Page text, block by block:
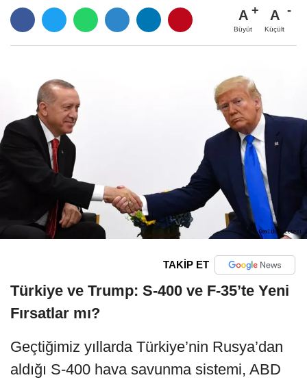
A
Büyüt
A
Küçült
TAKİP ET
Türkiye ve Trump: S-400 ve F-35’te Yeni
Fırsatlar mı?
Geçtiğimiz yıllarda Türkiye’nin Rusya’dan
aldığı S-400 hava savunma sistemi, ABD